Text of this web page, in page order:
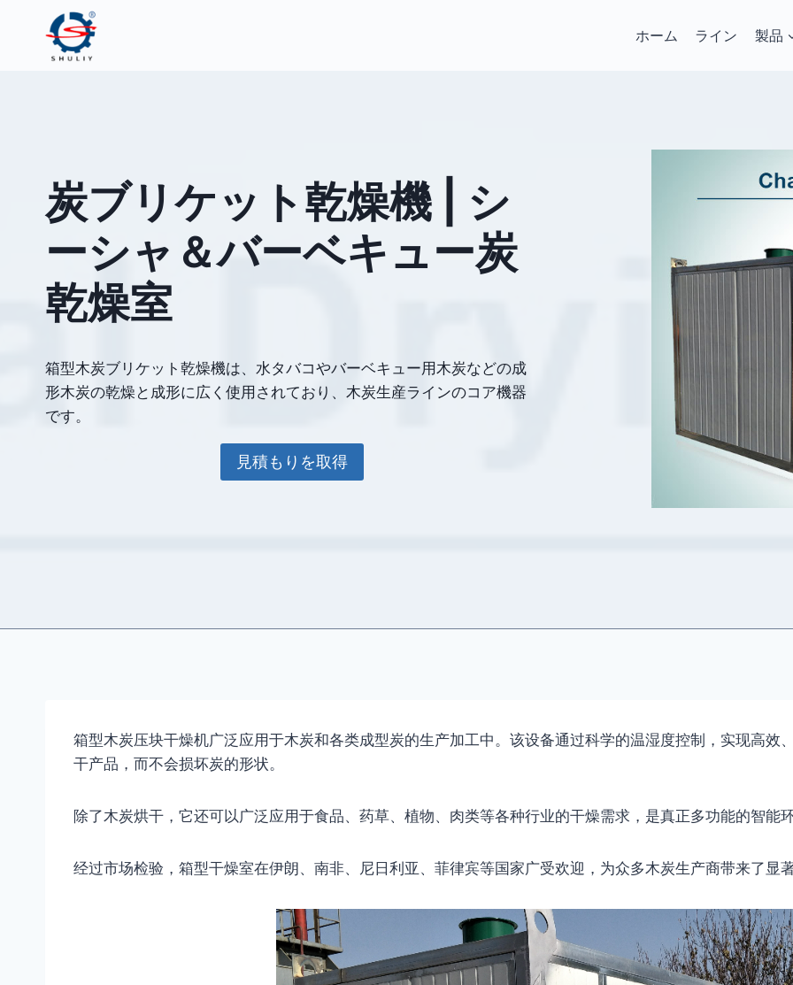
ホーム ライン 製品
炭ブリケット乾燥機 | シ
ーシャ＆バーベキュー炭
乾燥室
箱型木炭ブリケット乾燥機は、水タバコやバーベキュー用木炭などの成
形木炭の乾燥と成形に広く使用されており、木炭生産ラインのコア機器
です。
見積もりを取得
箱型木炭压块干燥机广泛应用于木炭和各类成型炭的生产加工中。该设备通过科学的温湿度控制，实现高效
干产品，而不会损坏炭的形状。
除了木炭烘干，它还可以广泛应用于食品、药草、植物、肉类等各种行业的干燥需求，是真正多功能的智能
经过市场检验，箱型干燥室在伊朗、南非、尼日利亚、菲律宾等国家广受欢迎，为众多木炭生产商带来了显